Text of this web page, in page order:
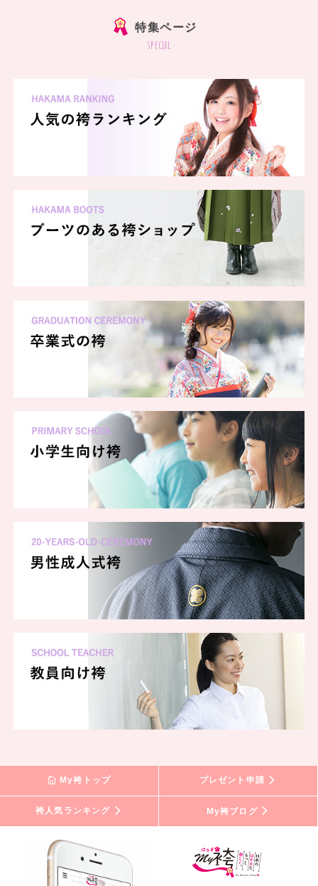
特集ページ
special
My袴トップ プレゼント申請
袴人気ランキング My袴ブログ